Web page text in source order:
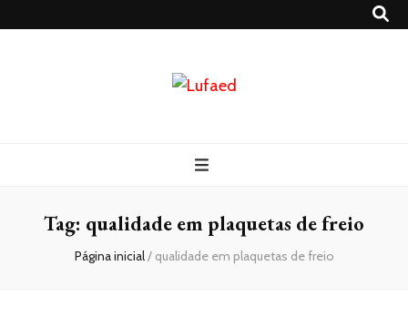
Tag: qualidade em plaquetas de freio
Página inicial/ qualidade em plaquetas de freio